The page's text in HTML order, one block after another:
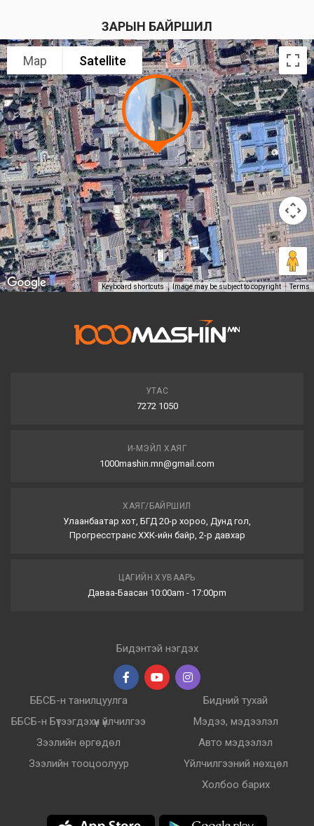
ЗАРЫН БАЙРШИЛ
Map Satellite
Keyboard shortcuts Image may be subject to copyright Terms
УТАС
7272 1050
И-МЭЙЛ ХАЯГ
1000mashin.mn@gmail.com
ХАЯГ/БАЙРШИЛ
Улаанбаатар хот, БГД 20-р хороо, Дунд гол,
Прогресстранс ХХК-ийн байр, 2-р давхар
ЦАГИЙН ХУВААРЬ
Даваа-Баасан 10:00am - 17:00pm
Бидэнтэй нэгдэх
ББСБ-н танилцуулга
ББСБ-н Бүтээгдэхүүн үйлчилгээ
Зээлийн өргөдөл
Зээлийн тооцоолуур
Бидний тухай
Мэдээ, мэдээлэл
Авто мэдээлэл
Үйлчилгээний нөхцөл
Холбоо барих